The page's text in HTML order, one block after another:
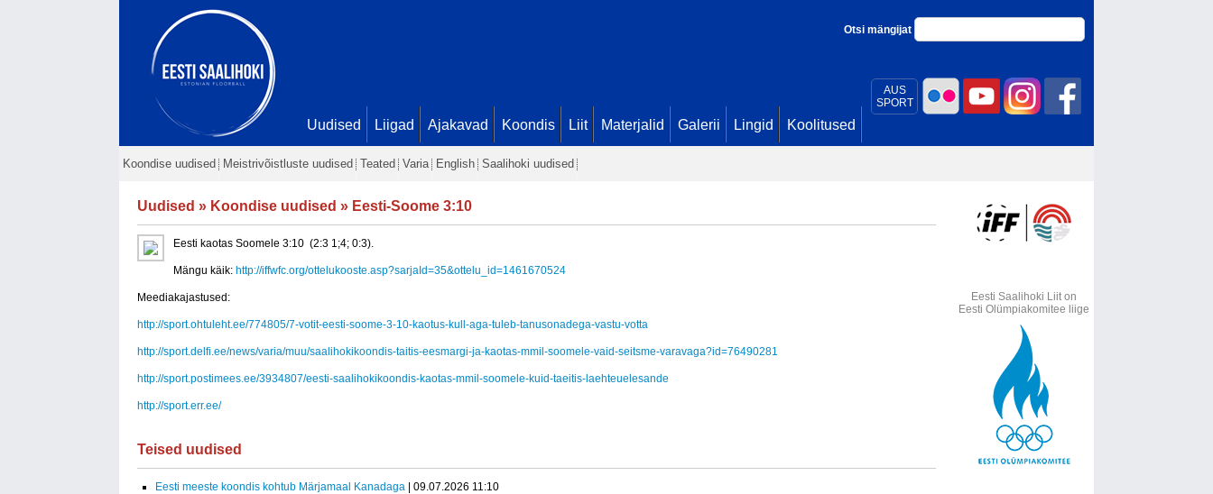
AUS
SPORT
Otsi mängijat
Uudised Liigad Ajakavad Koondis Liit Materjalid Galerii Lingid Koolitused
Koondise uudised Meistrivõistluste uudised Teated Varia English Saalihoki uudised
Uudised » Koondise uudised » Eesti-Soome 3:10
Eesti kaotas Soomele 3:10 (2:3 1;4; 0:3).
Mängu käik: http://iffwfc.org/ottelukooste.asp?sarjaId=35&ottelu_id=1461670524
Meediakajastused:
http://sport.ohtuleht.ee/774805/7-votit-eesti-soome-3-10-kaotus-kull-aga-tuleb-tanusonadega-vastu-votta
http://sport.delfi.ee/news/varia/muu/saalihokikoondis-taitis-eesmargi-ja-kaotas-mmil-soomele-vaid-seitsme-varavaga?id=76490281
http://sport.postimees.ee/3934807/eesti-saalihokikoondis-kaotas-mmil-soomele-kuid-taeitis-laehteuelesande
http://sport.err.ee/
Teised uudised
Eesti meeste koondis kohtub Märjamaal Kanadaga | 09.07.2026 11:10
Eesti Saalihoki Liit on
Eesti Olümpiakomitee liige